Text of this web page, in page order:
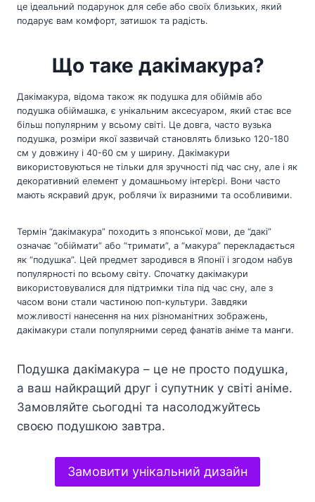
це ідеальний подарунок для себе або своїх близьких, який
подарує вам комфорт, затишок та радість.
Що таке дакімакура?
Дакімакура, відома також як подушка для обіймів або
подушка обіймашка, є унікальним аксесуаром, який стає все
більш популярним у всьому світі. Це довга, часто вузька
подушка, розміри якої зазвичай становлять близько 120-180
см у довжину і 40-60 см у ширину. Дакімакури
використовуються не тільки для зручності під час сну, але і як
декоративний елемент у домашньому інтер’єрі. Вони часто
мають яскравий друк, роблячи їх виразними та особливими.
Термін “дакімакура” походить з японської мови, де “дакі”
означає “обіймати” або “тримати”, а “макура” перекладається
як “подушка”. Цей предмет зародився в Японії і згодом набув
популярності по всьому світу. Спочатку дакімакури
використовувалися для підтримки тіла під час сну, але з
часом вони стали частиною поп-культури. Завдяки
можливості нанесення на них різноманітних зображень,
дакімакури стали популярними серед фанатів аніме та манги.
Подушка дакімакура – це не просто подушка,
а ваш найкращий друг і супутник у світі аніме.
Замовляйте сьогодні та насолоджуйтесь
своєю подушкою завтра.
Замовити унікальний дизайн